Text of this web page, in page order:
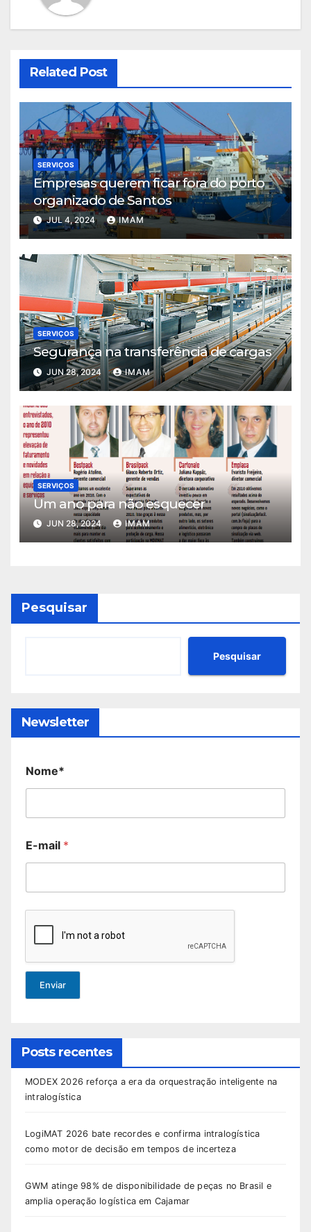
Related Post
SERVIÇOS
Empresas querem ficar fora do porto
organizado de Santos
JUL 4, 2024 IMAM
SERVIÇOS
Segurança na transferência de cargas
JUN 28, 2024 IMAM
SERVIÇOS
Um ano para não esquecer
JUN 28, 2024 IMAM
Pesquisar
Pesquisar
Newsletter
Nome*
E-mail *
Enviar
Posts recentes
MODEX 2026 reforça a era da orquestração inteligente na
intralogística
LogiMAT 2026 bate recordes e confirma intralogística
como motor de decisão em tempos de incerteza
GWM atinge 98% de disponibilidade de peças no Brasil e
amplia operação logística em Cajamar